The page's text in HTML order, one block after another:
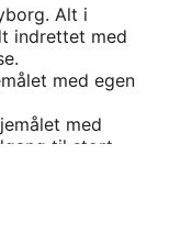
Alt i
indrettet med
med egen
med
til stort